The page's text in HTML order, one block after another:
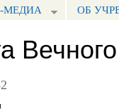
МЕДИА ОБ